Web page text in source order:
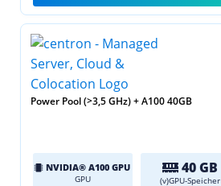
Power Pool (>3,5 GHz) + A100 40GB
NVIDIA® A100 GPU
GPU
40 GB
(v)GPU-Speicher